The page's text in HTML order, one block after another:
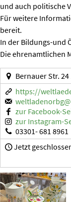
und auch politische
Für weitere
bereit.
In der Bildungs-und
Die ehrenamtlichen
Bernauer Str.
https://
zur Facebook-
zur Instagram-
03301- 681 8961
Jetzt